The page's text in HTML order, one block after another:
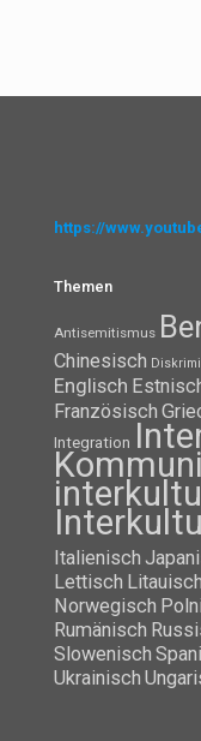
https://
Themen
Antisemitismus
Chinesisch
Englisch
Französisch
Integration
Italienisch
Lettisch Litauisch
Norwegisch
Rumänisch
Slowenisch
Ukrainisch